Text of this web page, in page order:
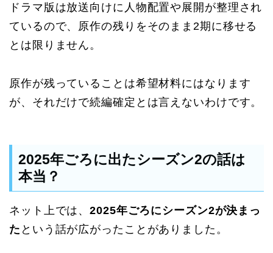
ドラマ版は放送向けに人物配置や展開が整理され
ているので、原作の残りをそのまま2期に移せる
とは限りません。
原作が残っていることは希望材料にはなります
が、それだけで続編確定とは言えないわけです。
2025年ごろに出たシーズン2の話は
本当？
ネット上では、2025年ごろにシーズン2が決まっ
た という話が広がったことがありました。